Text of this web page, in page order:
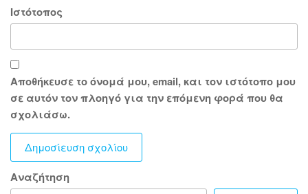
Ιστότοπος
Αποθήκευσε το όνομά μου, email, και τον ιστότοπο μου
σε αυτόν τον πλοηγό για την επόμενη φορά που θα
σχολιάσω.
Αναζήτηση